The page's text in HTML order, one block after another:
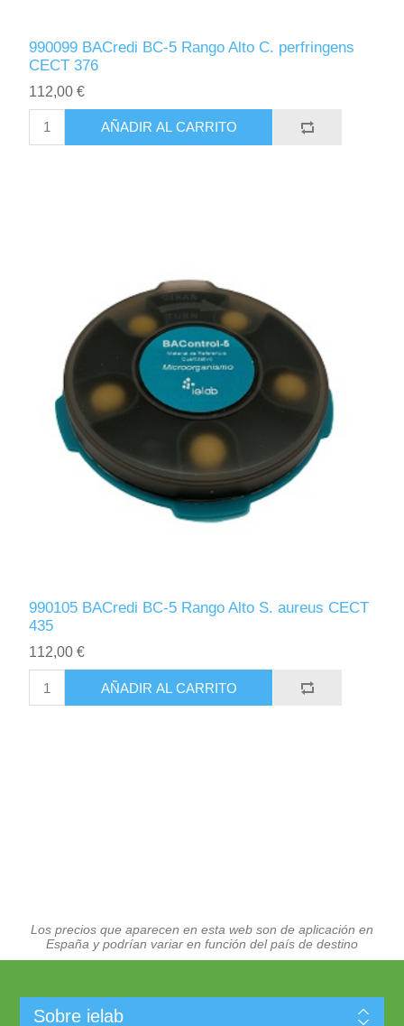
990099 BACredi BC-5 Rango Alto C. perfringens
CECT 376
112,00 €
AÑADIR AL CARRITO
990105 BACredi BC-5 Rango Alto S. aureus CECT
435
112,00 €
AÑADIR AL CARRITO
Los precios que aparecen en esta web son de aplicación en
España y podrían variar en función del país de destino
Sobre ielab